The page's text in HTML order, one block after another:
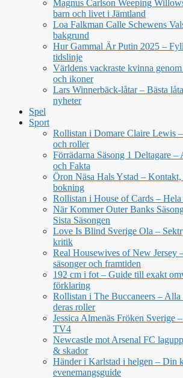
Magnus Carlson Weeping
barn och livet i Jämtland
Loa Falkman Calle Schewens
bakgrund
Hur Gammal Är Putin 2025 –
tidslinje
Världens vackraste kvinna
och ikoner
Lars Winnerbäck-låtar – Bästa
nyheter
Spel
Sport
Rollistan i Domare Claire Lewis
och roller
Förrädarna Säsong 1 Deltagare
och Fakta
Öron Näsa Hals Ystad – Kontakt,
bokning
Rollistan i House of Cards – Hela
När Kommer Outer Banks
Sista Säsongen
Love Is Blind Sverige Ola –
kritik
Real Housewives of New Jersey
säsonger och framtiden
192 cm i fot – Guide till exakt
förklaring
Rollistan i The Buccaneers – Alla
deras roller
Jessica Almenäs Fröken Sverige
TV4
Newcastle mot Arsenal FC
& skador
Händer i Karlstad i helgen – Din
evenemangsguide